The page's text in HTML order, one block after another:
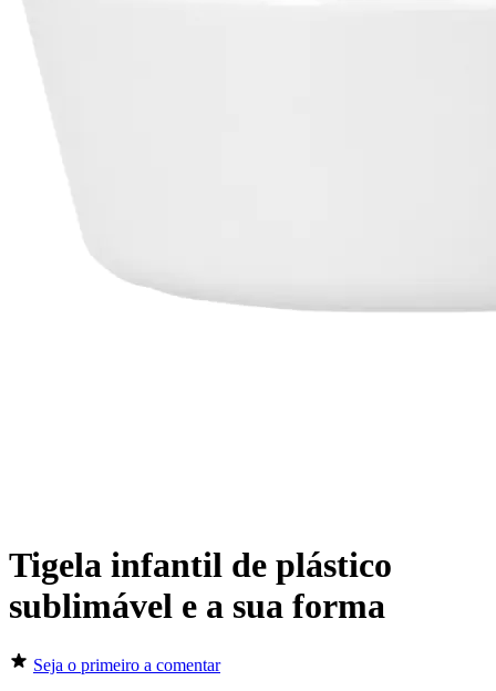
Tigela infantil de plástico
sublimável e a sua forma
Seja o primeiro a comentar